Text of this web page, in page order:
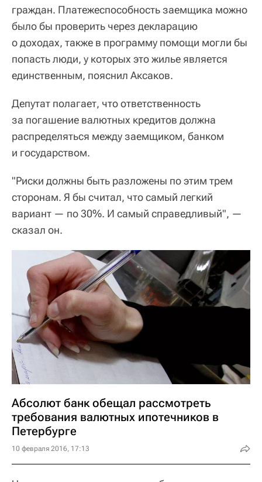
граждан. Платежеспособность заемщика можно
было бы проверить через декларацию
о доходах, также в программу помощи могли бы
попасть люди, у которых это жилье является
единственным, пояснил Аксаков.
Депутат полагает, что ответственность
за погашение валютных кредитов должна
распределяться между заемщиком, банком
и государством.
"Риски должны быть разложены по этим трем
сторонам. Я бы считал, что самый легкий
вариант — по 30%. И самый справедливый", —
сказал он.
Абсолют банк обещал рассмотреть
требования валютных ипотечников в
Петербурге
10 февраля 2016, 17:13